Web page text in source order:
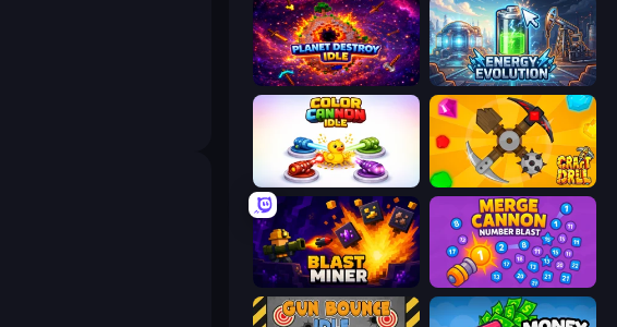
Planet Destroy Idle Energy Evolution
Color Cannon Idle Craft Drill
Blast Miner